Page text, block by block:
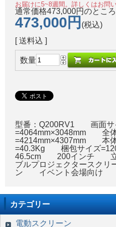
お届けに5~8週間。詳しくはお問
通常価格473,000円のところ
473,000円 (税込)
[ 送料込 ]
数量
型番：Q200RV1 画面サ
=4064mm×3048mm 全体
=4214mm×4307mm 本
=40.3Kg 梱包サイズ
46.5cm 200インチ 立上
ブルプロジェクタースク
ン イベント会場向け
カテゴリー
電動スクリーン